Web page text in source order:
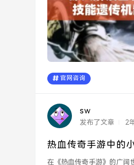
官网咨询
sw
发布了文章 2
热血传奇手游中的
在《热血传奇手游》的广阔